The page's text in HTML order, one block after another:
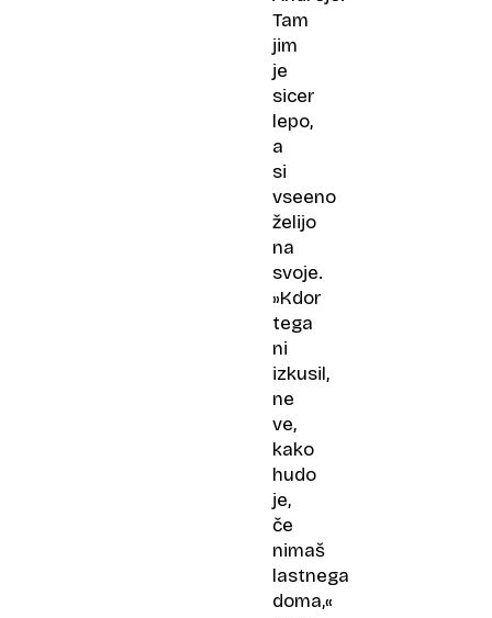
Tam
jim
je
sicer
lepo,
a
si
vseeno
želijo
na
svoje.
»Kdor
tega
ni
izkusil,
ne
ve,
kako
hudo
je,
če
nimaš
lastnega
doma,«